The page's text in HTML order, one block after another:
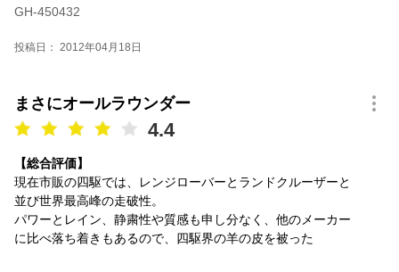
GH-450432
投稿日： 2012年04月18日
まさにオールラウンダー
4.4
【総合評価】
現在市販の四駆では、レンジローバーとランドクルーザーと
並び世界最高峰の走破性。
パワーとレイン、静粛性や質感も申し分なく、他のメーカー
に比べ落ち着きもあるので、四駆界の羊の皮を被った